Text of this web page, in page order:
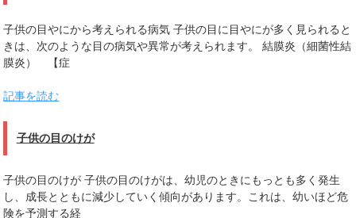
子供の目やにから考えられる病気 子供の目に目やにが多く見られると
きは、次のような目の病気や異常が考えられます。 結膜炎（細菌性結
膜炎） 【症
記事を読む
子供の目のけが
子供の目のけが 子供の目のけがは、幼児のときにもっとも多く発生
し、成長とともに減少していく傾向があります。これは、幼いほど危
険を予測する経